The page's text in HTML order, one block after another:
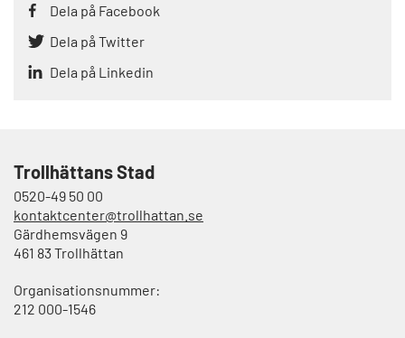
Dela på Facebook
Dela på Twitter
Dela på Linkedin
Trollhättans Stad
0520-49 50 00
kontaktcenter@trollhattan.se
Gärdhemsvägen 9
461 83 Trollhättan
Organisationsnummer:
212 000-1546